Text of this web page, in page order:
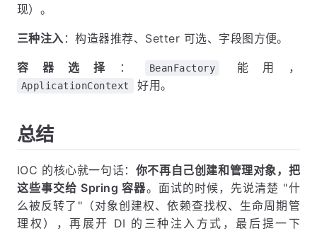
现）。
三种注入 ：构造器推荐、Setter 可选、字段图方便。
容器选择 ： BeanFactory 能用，
ApplicationContext 好用。
总结
IOC 的核心就一句话： 你不再自己创建和管理对象，把
这些事交给 Spring 容器。面试的时候，先说清楚 "什
么被反转了"（对象创建权、依赖查找权、生命周期管
理权），再展开 DI 的三种注入方式，最后提一下